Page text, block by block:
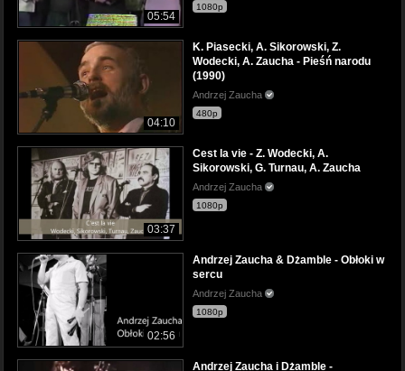
05:54
1080p
04:10
K. Piasecki, A. Sikorowski, Z.
Wodecki, A. Zaucha - Pieśń narodu
(1990)
Andrzej Zaucha
480p
03:37
Cest la vie - Z. Wodecki, A.
Sikorowski, G. Turnau, A. Zaucha
Andrzej Zaucha
1080p
02:56
Andrzej Zaucha & Dżamble - Obłoki w
sercu
Andrzej Zaucha
1080p
Andrzej Zaucha i Dżamble -